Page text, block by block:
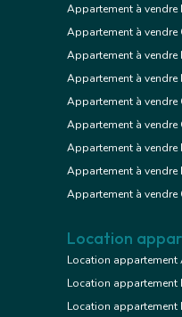
Appartement à
Appartement à vendre
Appartement à vendre
Appartement à vendre
Appartement à vendre
Appartement à vendre
Appartement à vendre
Appartement à vendre
Appartement à vendre
Location
Location appartement
Location appartement
Location appartement